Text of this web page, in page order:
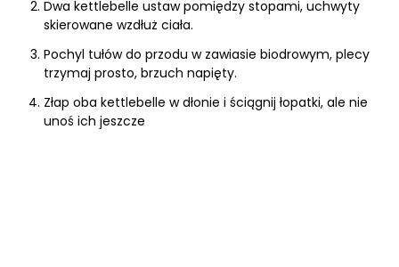
Dwa kettlebelle ustaw pomiędzy stopami, uchwyty
skierowane wzdłuż ciała.
Pochyl tułów do przodu w zawiasie biodrowym, plecy
trzymaj prosto, brzuch napięty.
Złap oba kettlebelle w dłonie i ściągnij łopatki, ale nie
unoś ich jeszcze